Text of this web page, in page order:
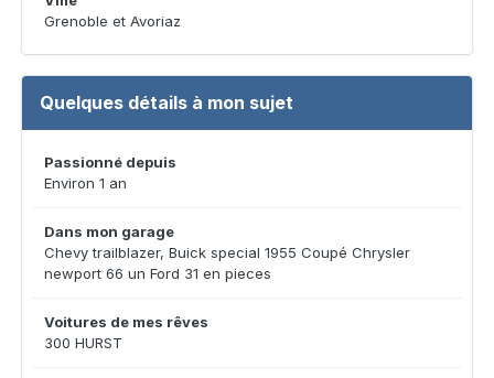
Grenoble et Avoriaz
Quelques détails à mon sujet
Passionné depuis
Environ 1 an
Dans mon garage
Chevy trailblazer, Buick special 1955 Coupé Chrysler
newport 66 un Ford 31 en pieces
Voitures de mes rêves
300 HURST